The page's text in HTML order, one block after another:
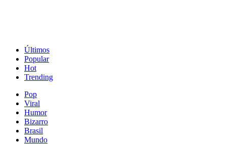
Últimos
Popular
Hot
Trending
Pop
Viral
Humor
Bizarro
Brasil
Mundo